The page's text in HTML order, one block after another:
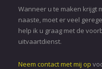
Wanneer u te maken krijgt
naaste, moet er veel
help ik u graag met de
uitvaartdienst.
Neem contact met mij op